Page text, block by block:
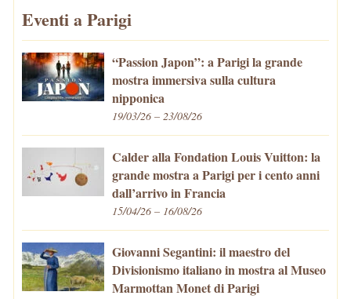
Eventi a Parigi
“Passion Japon”: a Parigi la grande
mostra immersiva sulla cultura
nipponica
19/03/26 – 23/08/26
Calder alla Fondation Louis Vuitton: la
grande mostra a Parigi per i cento anni
dall’arrivo in Francia
15/04/26 – 16/08/26
Giovanni Segantini: il maestro del
Divisionismo italiano in mostra al Museo
Marmottan Monet di Parigi